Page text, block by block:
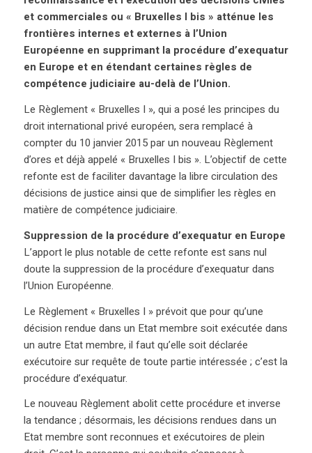
et commerciales ou « Bruxelles I bis » atténue les
frontières internes et externes à l’Union
Européenne en supprimant la procédure d’exequatur
en Europe et en étendant certaines règles de
compétence judiciaire au-delà de l’Union.
Le Règlement « Bruxelles I », qui a posé les principes du
droit international privé européen, sera remplacé à
compter du 10 janvier 2015 par un nouveau Règlement
d’ores et déjà appelé « Bruxelles I bis ». L’objectif de cette
refonte est de faciliter davantage la libre circulation des
décisions de justice ainsi que de simplifier les règles en
matière de compétence judiciaire.
Suppression de la procédure d’exequatur en Europe
L’apport le plus notable de cette refonte est sans nul
doute la suppression de la procédure d’exequatur dans
l’Union Européenne.
Le Règlement « Bruxelles I » prévoit que pour qu’une
décision rendue dans un Etat membre soit exécutée dans
un autre Etat membre, il faut qu’elle soit déclarée
exécutoire sur requête de toute partie intéressée ; c’est la
procédure d’exéquatur.
Le nouveau Règlement abolit cette procédure et inverse
la tendance ; désormais, les décisions rendues dans un
Etat membre sont reconnues et exécutoires de plein